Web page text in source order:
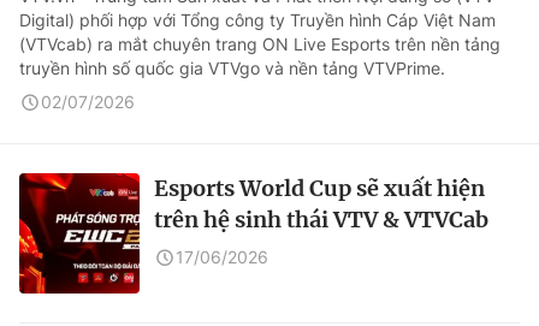
Digital) phối hợp với Tổng công ty Truyền hình Cáp Việt Nam
(VTVcab) ra mắt chuyên trang ON Live Esports trên nền tảng
truyền hình số quốc gia VTVgo và nền tảng VTVPrime.
02/07/2026
Esports World Cup sẽ xuất hiện
trên hệ sinh thái VTV & VTVCab
17/06/2026